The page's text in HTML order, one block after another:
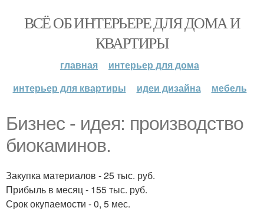
ВСЁ ОБ ИНТЕРЬЕРЕ ДЛЯ ДОМА И
КВАРТИРЫ
главная
интерьер для дома
интерьер для квартиры
идеи дизайна мебель
Бизнес - идея: производство
биокаминов.
Закупка материалов - 25 тыс. руб.
Прибыль в месяц - 155 тыс. руб.
Срок окупаемости - 0, 5 мес.